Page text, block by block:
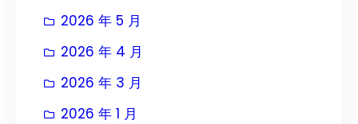
2026 年 5 月
2026 年 4 月
2026 年 3 月
2026 年 1 月